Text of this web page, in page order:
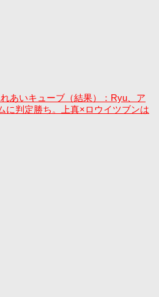
あいキューブ（結果）：Ryu、ア
に判定勝ち。上真×ロウイツブンは